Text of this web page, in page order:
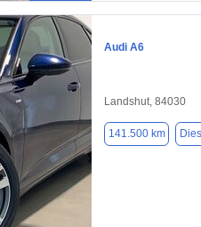
Audi A6
Landshut, 84030
141.500 km